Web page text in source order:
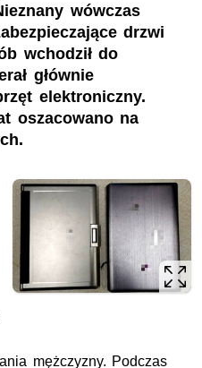
wówczas
drzwi
wchodził do
głównie
elektroniczny.
oszacowano na
mężczyzny. Podczas